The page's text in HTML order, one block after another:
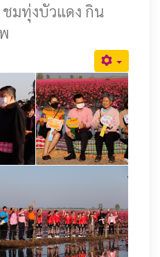
มทุ่งบัวแดง กิน